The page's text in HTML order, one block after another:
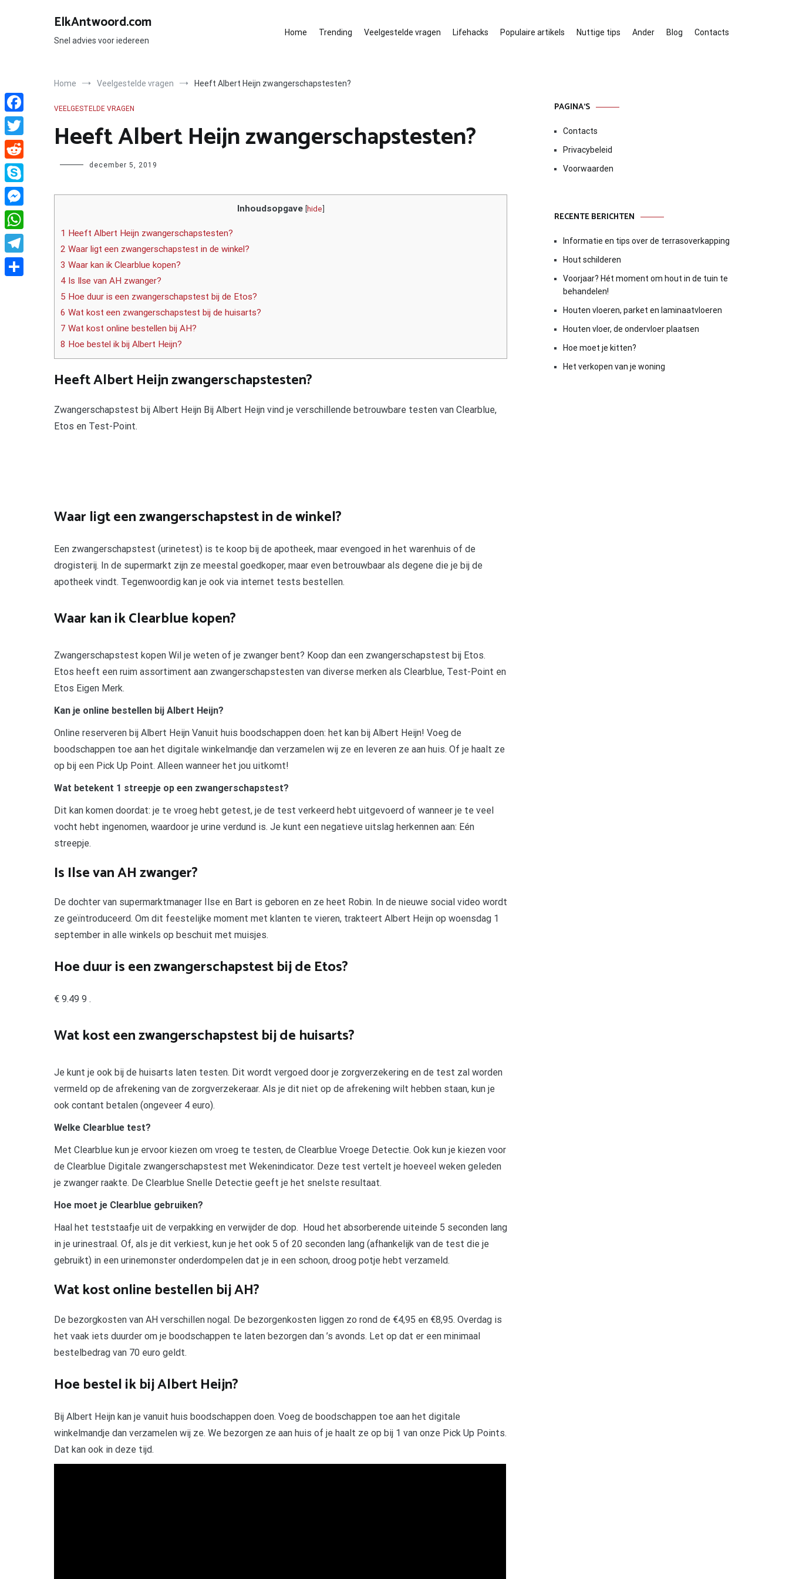
ElkAntwoord.com
Snel advies voor iedereen
Home Trending Veelgestelde vragen Lifehacks Populaire artikels Nuttige tips Ander Blog Contacts
Home Veelgestelde vragen Heeft Albert Heijn zwangerschapstesten?
VEELGESTELDE VRAGEN
Heeft Albert Heijn zwangerschapstesten?
Author december 5, 2019
Inhoudsopgave [hide]
1 Heeft Albert Heijn zwangerschapstesten?
2 Waar ligt een zwangerschapstest in de winkel?
3 Waar kan ik Clearblue kopen?
4 Is Ilse van AH zwanger?
5 Hoe duur is een zwangerschapstest bij de Etos?
6 Wat kost een zwangerschapstest bij de huisarts?
7 Wat kost online bestellen bij AH?
8 Hoe bestel ik bij Albert Heijn?
Heeft Albert Heijn zwangerschapstesten?
Zwangerschapstest bij Albert Heijn Bij Albert Heijn vind je verschillende betrouwbare testen van Clearblue,
Etos en Test-Point.
Waar ligt een zwangerschapstest in de winkel?
Een zwangerschapstest (urinetest) is te koop bij de apotheek, maar evengoed in het warenhuis of de
drogisterij. In de supermarkt zijn ze meestal goedkoper, maar even betrouwbaar als degene die je bij de
apotheek vindt. Tegenwoordig kan je ook via internet tests bestellen.
Waar kan ik Clearblue kopen?
Zwangerschapstest kopen Wil je weten of je zwanger bent? Koop dan een zwangerschapstest bij Etos.
Etos heeft een ruim assortiment aan zwangerschapstesten van diverse merken als Clearblue, Test-Point en
Etos Eigen Merk.
Kan je online bestellen bij Albert Heijn?
Online reserveren bij Albert Heijn Vanuit huis boodschappen doen: het kan bij Albert Heijn! Voeg de
boodschappen toe aan het digitale winkelmandje dan verzamelen wij ze en leveren ze aan huis. Of je haalt ze
op bij een Pick Up Point. Alleen wanneer het jou uitkomt!
Wat betekent 1 streepje op een zwangerschapstest?
Dit kan komen doordat: je te vroeg hebt getest, je de test verkeerd hebt uitgevoerd of wanneer je te veel
vocht hebt ingenomen, waardoor je urine verdund is. Je kunt een negatieve uitslag herkennen aan: Eén
streepje.
Is Ilse van AH zwanger?
De dochter van supermarktmanager Ilse en Bart is geboren en ze heet Robin. In de nieuwe social video wordt
ze geïntroduceerd. Om dit feestelijke moment met klanten te vieren, trakteert Albert Heijn op woensdag 1
september in alle winkels op beschuit met muisjes.
Hoe duur is een zwangerschapstest bij de Etos?
€ 9.49 9 .
Wat kost een zwangerschapstest bij de huisarts?
Je kunt je ook bij de huisarts laten testen. Dit wordt vergoed door je zorgverzekering en de test zal worden
vermeld op de afrekening van de zorgverzekeraar. Als je dit niet op de afrekening wilt hebben staan, kun je
ook contant betalen (ongeveer 4 euro).
Welke Clearblue test?
Met Clearblue kun je ervoor kiezen om vroeg te testen, de Clearblue Vroege Detectie. Ook kun je kiezen voor
de Clearblue Digitale zwangerschapstest met Wekenindicator. Deze test vertelt je hoeveel weken geleden
je zwanger raakte. De Clearblue Snelle Detectie geeft je het snelste resultaat.
Hoe moet je Clearblue gebruiken?
Haal het teststaafje uit de verpakking en verwijder de dop. ​ Houd het absorberende uiteinde 5 seconden lang
in je urinestraal. Of, als je dit verkiest, kun je het ook 5 of 20 seconden lang (afhankelijk van de test die je
gebruikt) in een urinemonster onderdompelen dat je in een schoon, droog potje hebt verzameld.
Wat kost online bestellen bij AH?
De bezorgkosten van AH verschillen nogal. De bezorgenkosten liggen zo rond de €4,95 en €8,95. Overdag is
het vaak iets duurder om je boodschappen te laten bezorgen dan ’s avonds. Let op dat er een minimaal
bestelbedrag van 70 euro geldt.
Hoe bestel ik bij Albert Heijn?
Bij Albert Heijn kan je vanuit huis boodschappen doen. Voeg de boodschappen toe aan het digitale
winkelmandje dan verzamelen wij ze. We bezorgen ze aan huis of je haalt ze op bij 1 van onze Pick Up Points.
Dat kan ook in deze tijd.
PAGINA’S
Contacts
Privacybeleid
Voorwaarden
RECENTE BERICHTEN
Informatie en tips over de terrasoverkapping
Hout schilderen
Voorjaar? Hét moment om hout in de tuin te
behandelen!
Houten vloeren, parket en laminaatvloeren
Houten vloer, de ondervloer plaatsen
Hoe moet je kitten?
Het verkopen van je woning
Facebook
Twitter
Reddit
Skype
Messenger
WhatsApp
Telegram